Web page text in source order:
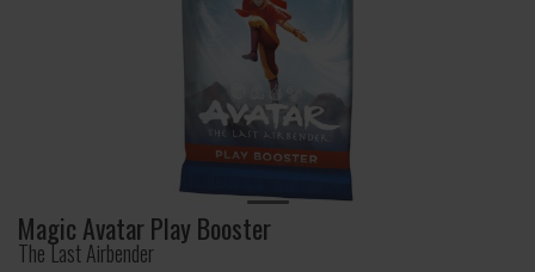
Magic Avatar Play Booster
The Last Airbender